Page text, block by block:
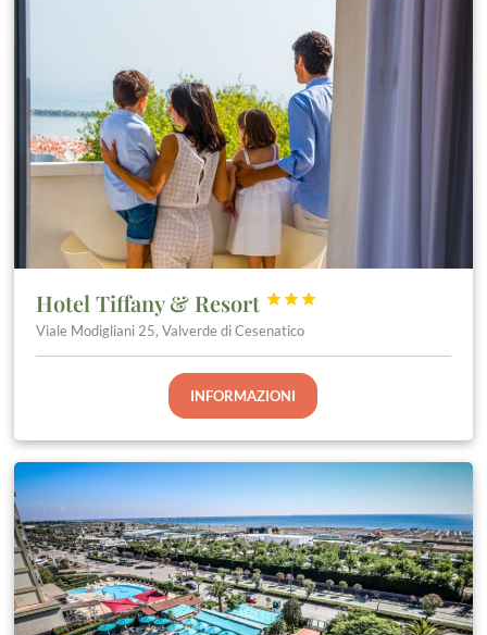
Hotel Tiffany & Resort 


Viale Modigliani 25, Valverde di Cesenatico
INFORMAZIONI